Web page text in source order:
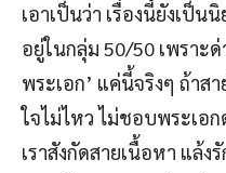
เอาเป็นว่า เรื่องนี้ยังเป็น
อยู่ในกลุ่ม 50/50 เพราะ
พระเอก’ แค่นี้จริงๆ ถ้า
ใจไม่ไหว ไม่ชอบพระเอ
เราสังกัดสายเนื้อหา แล้ง